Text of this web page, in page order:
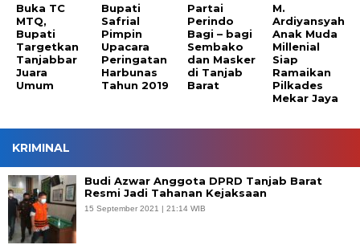
Buka TC
MTQ,
Bupati
Targetkan
Tanjabbar
Juara
Umum
Bupati
Safrial
Pimpin
Upacara
Peringatan
Harbunas
Tahun 2019
Partai
Perindo
Bagi – bagi
Sembako
dan Masker
di Tanjab
Barat
M.
Ardiyansyah
Anak Muda
Millenial
Siap
Ramaikan
Pilkades
Mekar Jaya
KRIMINAL
Budi Azwar Anggota DPRD Tanjab Barat
Resmi Jadi Tahanan Kejaksaan
15 September 2021 | 21:14 WIB